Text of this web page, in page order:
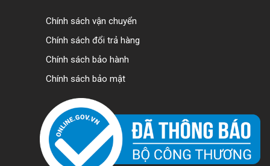
Chính sách vận chuyển
Chính sách đổi trả hàng
Chính sách bảo hành
Chính sách bảo mật